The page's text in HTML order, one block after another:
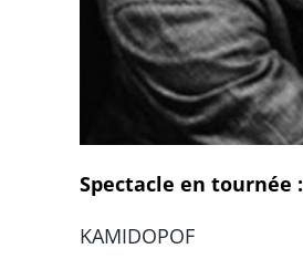
Spectacle en tournée :
KAMIDOPOF